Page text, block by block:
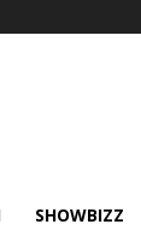
SHOWBIZZ